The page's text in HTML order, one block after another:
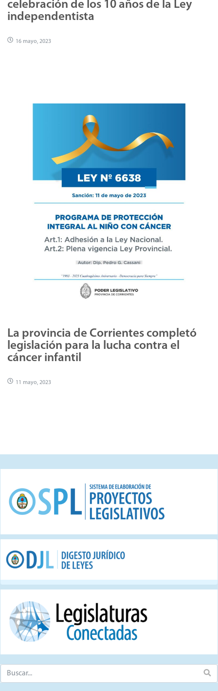
celebración de los 10 años de la Ley
independentista
16 mayo, 2023
La provincia de Corrientes completó
legislación para la lucha contra el
cáncer infantil
11 mayo, 2023